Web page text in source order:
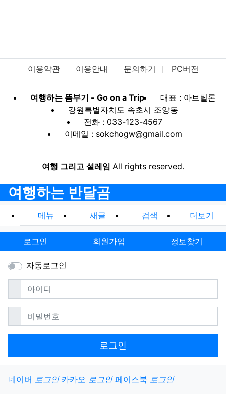
이용약관 이용안내 문의하기 PC버전
여행하는 뜸부기 - Go on a Trip
대표 : 아브틸론
강원특별자치도 속초시 조양동
전화 : 033-123-4567
이메일 : sokchogw@gmail.com
여행 그리고 설레임 All rights reserved.
여행하는 반달곰
메뉴 새글 검색 더보기
로그인 회원가입 정보찾기
자동로그인
아이디필수
비밀번호필수
로그인
소셜계정으로 로그인
네이버 로그인 카카오 로그인 페이스북 로그인